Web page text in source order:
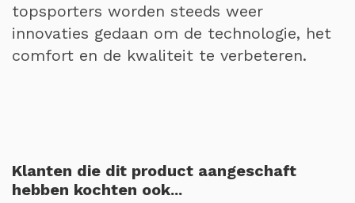
topsporters worden steeds weer
innovaties gedaan om de technologie, het
comfort en de kwaliteit te verbeteren.
Klanten die dit product aangeschaft
hebben kochten ook...